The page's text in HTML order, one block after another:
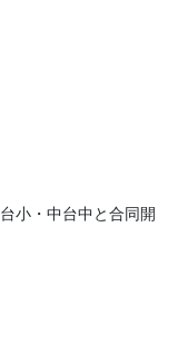
小・中台中と合同開